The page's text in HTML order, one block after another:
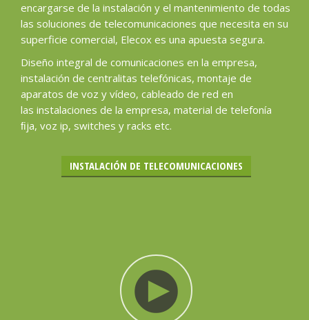
encargarse de la instalación y el mantenimiento de todas
las soluciones de telecomunicaciones que necesita en su
superficie comercial, Elecox es una apuesta segura.
Diseño integral de comunicaciones en la empresa,
instalación de centralitas telefónicas, montaje de
aparatos de voz y vídeo, cableado de red en
las instalaciones de la empresa, material de telefonía
ﬁja, voz ip, switches y racks etc.
INSTALACIÓN DE TELECOMUNICACIONES